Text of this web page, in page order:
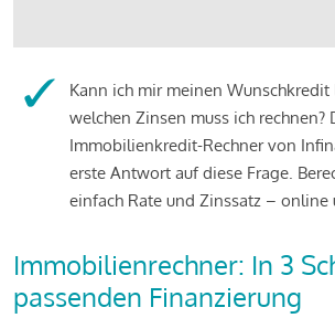
Kann ich mir meinen
welchen Zinsen muss ich rechnen?
Immobilienkredit-Rechner von
erste Antwort auf diese Frage.
einfach Rate und Zinssatz – online
Immobilienrechner: In 3
passenden Finanzierung